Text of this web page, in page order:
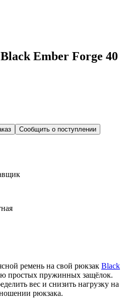
Ember Forge 40
Сообщить о поступлении
ремень на свой рюкзак Black
простых пружинных защёлок.
вес и снизить нагрузку на
рюкзака.